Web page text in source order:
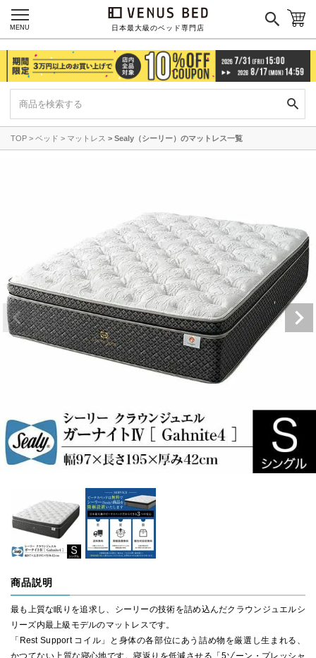
日本最大級のベッド専門店
MENU
TOP ベッド マットレス Sealy（シーリー）のマットレス一覧
商品説明
最も上質な眠りを追求し、シーリーの技術を詰め込んだクラウンジュエルシ
リーズ内最上級モデルのマットレスです。
「Rest Support コイル」と身体の各部位にあう詰め物を厳選し生まれる、
かつてない上質な寝心地です。寝返りを低減させる「5ゾーン・プレッシャ